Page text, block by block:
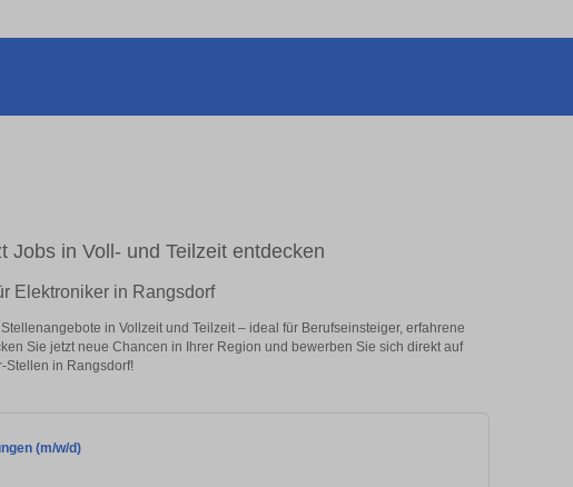
Jobs in Voll- und Teilzeit entdecken
Elektroniker in Rangsdorf
in Vollzeit und Teilzeit – ideal für Berufseinsteiger, erfahrene
Sie jetzt neue Chancen in Ihrer Region und bewerben Sie sich direkt auf
Stellen in Rangsdorf!
(m/w/d)